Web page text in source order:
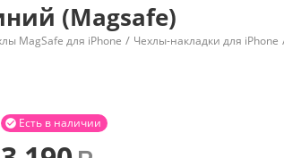
(Magsafe)
MagSafe для iPhone / Чехлы-накладки для iPhone
Есть в наличии
